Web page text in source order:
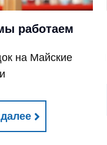
работаем
на Майские